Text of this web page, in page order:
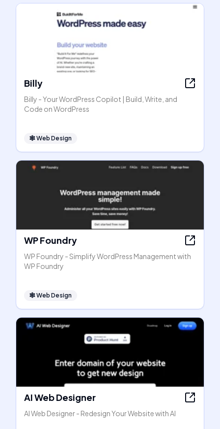
Billy
Billy - Your WordPress Copilot | Build, Write, and
Code on WordPress
🕸Web Design
WP Foundry
WP Foundry - Simplify WordPress Management with
WP Foundry
🕸Web Design
AI Web Designer
AI Web Designer - Redesign Your Website with AI